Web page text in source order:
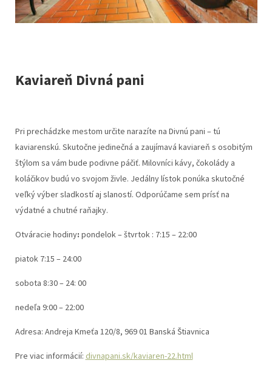
Kaviareň Divná pani
Pri prechádzke mestom určite narazíte na Divnú pani – tú
kaviarenskú. Skutočne jedinečná a zaujímavá kaviareň s osobitým
štýlom sa vám bude podivne páčiť. Milovníci kávy, čokolády a
koláčikov budú vo svojom živle. Jedálny lístok ponúka skutočné
veľký výber sladkostí aj slaností. Odporúčame sem prísť na
výdatné a chutné raňajky.
Otváracie hodiny: pondelok – štvrtok : 7:15 – 22:00
piatok 7:15 – 24:00
sobota 8:30 – 24: 00
nedeľa 9:00 – 22:00
Adresa: Andreja Kmeťa 120/8, 969 01 Banská Štiavnica
Pre viac informácií: divnapani.sk/kaviaren-22.html